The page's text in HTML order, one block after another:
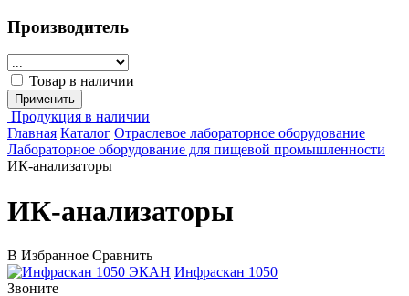
Производитель
Товар в наличии
Применить
Продукция в наличии
Главная Каталог Отраслевое лабораторное оборудование
Лабораторное оборудование для пищевой промышленности
ИК-анализаторы
ИК-анализаторы
В Избранное Сравнить
ЭКАН Инфраскан 1050
Звоните